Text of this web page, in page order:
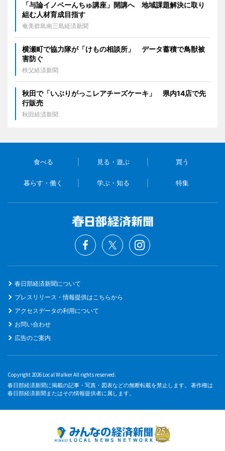
「与論イノベーんちゅ講座」開講へ 地域課題解決に取り
組む人材育成目指す
奄美群島南三島経済新聞
横瀬町で協力隊が「けもの相談所」 データ蓄積で鳥獣被
害防ぐ
秩父経済新聞
秋田で「いぶりがっこレアチーズケーキ」 県内14店で先
行販売
秋田経済新聞
食べる 見る・遊ぶ 買う
暮らす・働く 学ぶ・知る 特集
春日部経済新聞について
プレスリリース・情報提供はこちらから
アクセスデータの利用について
お問い合わせ
広告のご案内
Copyright 2026 Local Walker All rights reserved.
春日部経済新聞に掲載の記事・写真・図表などの無断転載を禁止します。 著作権は
春日部経済新聞またはその情報提供者に属します。